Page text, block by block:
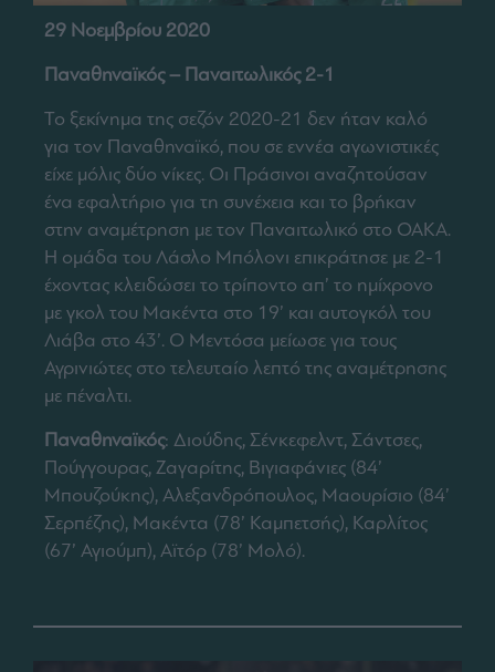
29 Νοεμβρίου 2020
Παναθηναϊκός – Παναιτωλικός 2-1
Το ξεκίνημα της σεζόν 2020-21 δεν ήταν καλό
για τον Παναθηναϊκό, που σε εννέα αγωνιστικές
είχε μόλις δύο νίκες. Οι Πράσινοι αναζητούσαν
ένα εφαλτήριο για τη συνέχεια και το βρήκαν
στην αναμέτρηση με τον Παναιτωλικό στο ΟΑΚΑ.
Η ομάδα του Λάσλο Μπόλονι επικράτησε με 2-1
έχοντας κλειδώσει το τρίποντο απ’ το ημίχρονο
με γκολ του Μακέντα στο 19’ και αυτογκόλ του
Λιάβα στο 43’. Ο Μεντόσα μείωσε για τους
Αγρινιώτες στο τελευταίο λεπτό της αναμέτρησης
με πέναλτι.
Παναθηναϊκός: Διούδης, Σένκεφελντ, Σάντσες,
Πούγγουρας, Ζαγαρίτης, Βιγιαφάνιες (84’
Μπουζούκης), Αλεξανδρόπουλος, Μαουρίσιο (84’
Σερπέζης), Μακέντα (78’ Καμπετσής), Καρλίτος
(67’ Αγιούμπ), Αϊτόρ (78’ Μολό).